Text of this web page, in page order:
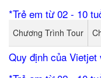
Chương Trình Tour
*Trẻ em từ 02 - 10
*Trẻ em dưới 02
Quy định của